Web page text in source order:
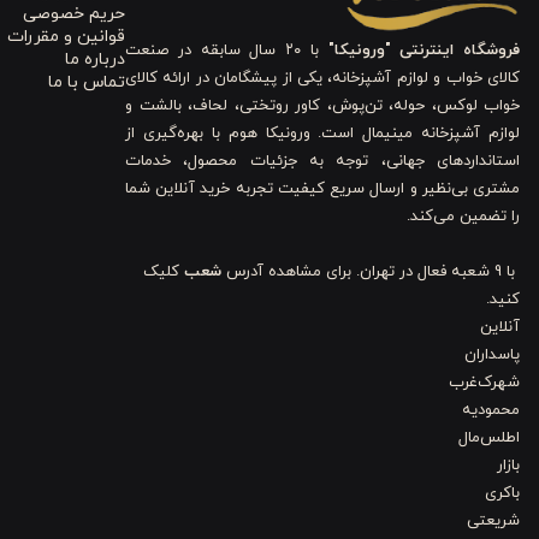
طرح emma
با سبک فانتزی و جزئیات اسپرت، تجربه‌ای متفاوت از یک
است که جلوه‌ای زیبا و لوکس ایجاد می‌کند. این طراحی باعث می‌شود
باشید. ترکیب راحتی و زیبایی، این محصول را برای افرادی که به استایل
۳. جنس کتان نرم و لطیف
جنس این حوله ازکتان (پنبه)با بافترینگ اسپانساخته شده که نرمی
و آرامش داشته باشد. علاوه بر آن، قدرت جذب آب بالا، خشک کردن
افزایش داده و شست‌وشوهای مکرر رنگ و شکل حوله را ثابت نگه می‌دارد.
۴. هود (کلاه) کاربردی
وجود
کنید یا پوششی بیشتر داشته باشید. این ویژگی باعث می‌شود شما در
فروشگاه اینترنتی "ورونیکا"
با ۲۰ سال سابقه در صنعت
کالای خواب و لوازم آشپزخانه، یکی از پیشگامان در ارائه کالای
خواب لوکس، حوله، تن‌پوش، کاور روتختی، لحاف، بالشت و
لوازم آشپزخانه مینیمال است. ورونیکا هوم با بهره‌گیری از
استانداردهای جهانی، توجه به جزئیات محصول، خدمات
مشتری بی‌نظیر و ارسال سریع کیفیت تجربه خرید آنلاین شما
را تضمین می‌کند.
با 9 شعبه فعال در تهران. برای مشاهده آدرس شعب کلیک
کنید.
آنلاین
پاسداران
شهرک‌غرب
محمودیه
اطلس‌مال
بازار
باکری
شریعتی
حریم خصوصی
قوانین و مقررات
درباره ما
تماس با ما